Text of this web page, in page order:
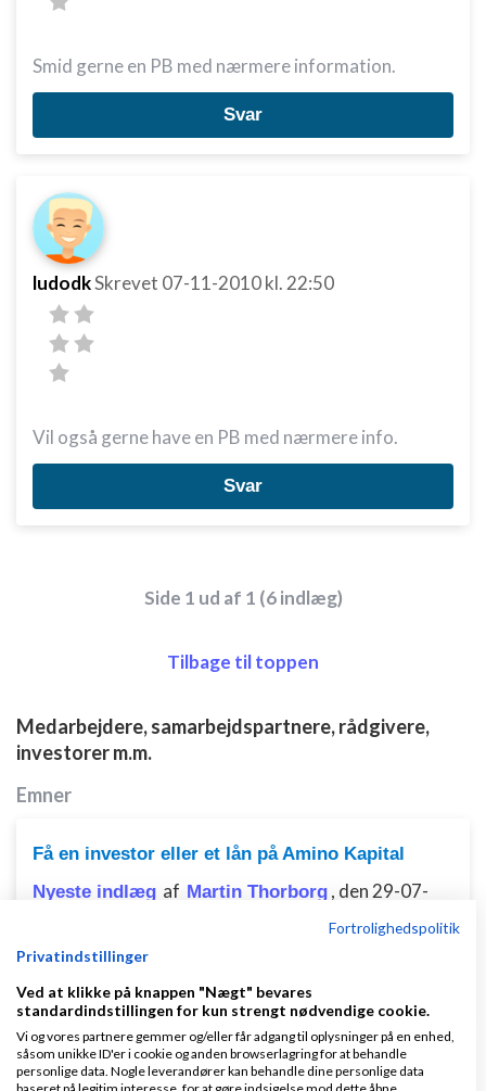
Smid gerne en PB med nærmere information.
Svar
ludodkSkrevet 07-11-2010kl. 22:50
Vil også gerne have en PB med nærmere info.
Svar
Side 1 ud af 1 (6 indlæg)
Tilbage til toppen
Medarbejdere, samarbejdspartnere, rådgivere,
investorer m.m.
Emner
Få en investor eller et lån på Amino Kapital
Nyeste indlæg af Martin Thorborg , den 29-07-
Kurser på engelsk
Fortrolighedspolitik
Privatindstillinger
Ved at klikke på knappen "Nægt" bevares
standardindstillingen for kun strengt nødvendige cookie.
Vi og vores partnere gemmer og/eller får adgang til oplysninger på en enhed,
såsom unikke ID'er i cookie og anden browserlagring for at behandle
personlige data. Nogle leverandører kan behandle dine personlige data
baseret på legitim interesse, for at gøre indsigelse mod dette åbne